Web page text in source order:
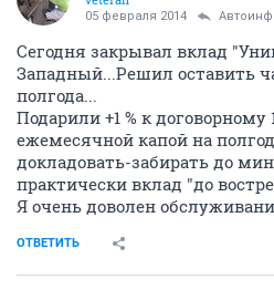
05 февраля 2014
Сегодня закрывал вклад
Западный...Решил оставить
полгода...
Подарили +1 % к договорному
ежемесячной капой на
докладовать-забирать до мин
практически вклад "до
Я очень доволен
ОТВЕТИТЬ